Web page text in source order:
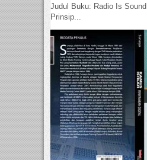
Judul Buku: Radio Is
Prinsip...